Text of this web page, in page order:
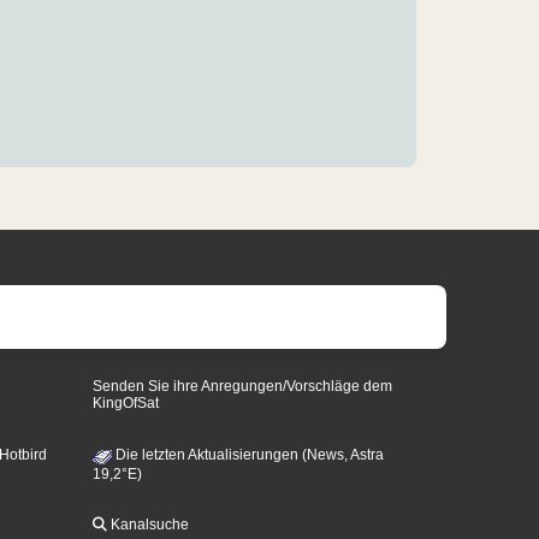
Senden Sie ihre Anregungen/Vorschläge dem
KingOfSat
Die letzten Aktualisierungen (News, Astra
19,2°E)
Kanalsuche